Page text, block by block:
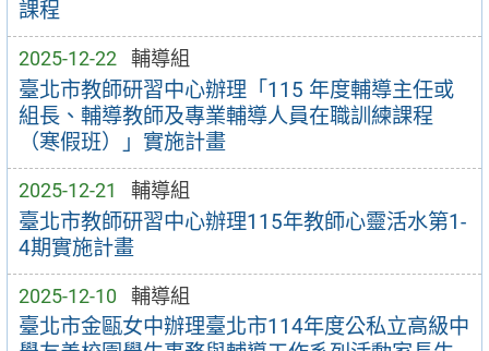
課程
2025-12-22 輔導組
臺北市教師研習中心辦理「115 年度輔導主任或
組長、輔導教師及專業輔導人員在職訓練課程
（寒假班）」實施計畫
2025-12-21 輔導組
臺北市教師研習中心辦理115年教師心靈活水第1-
4期實施計畫
2025-12-10 輔導組
臺北市金甌女中辦理臺北市114年度公私立高級中